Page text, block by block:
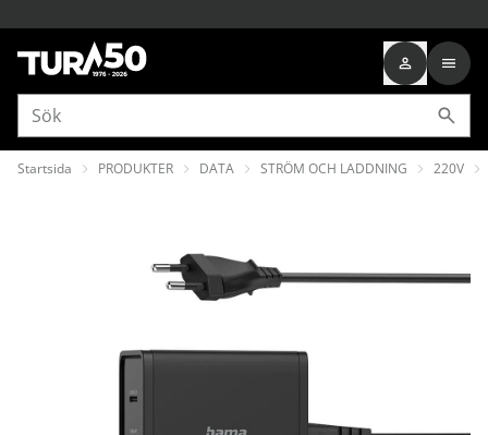
Startsida PRODUKTER DATA STRÖM OCH LADDNING 220V